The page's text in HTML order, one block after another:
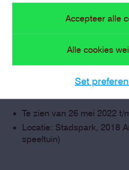
Accepteer alle
Alle cookies
Set
aan KASK/School of Arts.
Praktisch
Te zien van 26 mei 2022
Locatie: Stadspark, 2018
speeltuin)